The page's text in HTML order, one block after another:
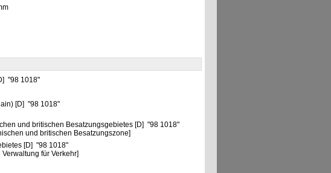
"98 1018"
[D] "98 1018"
und britischen Besatzungsgebietes [D] "98 1018"
und britischen Besatzungszone]
[D] "98 1018"
für Verkehr]